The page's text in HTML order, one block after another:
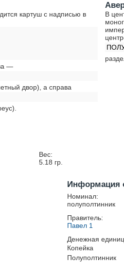
картуш с надписью в
—
двор), а справа
В
Вес:
5.18 гр.
Информация
Номинал:
полуполтинник
Правитель:
Павел 1
Денежная
Копейка
Полуполтинник